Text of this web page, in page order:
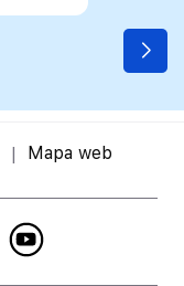
Mapa web